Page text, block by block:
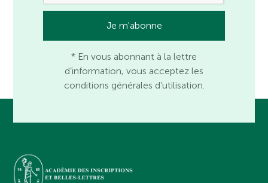
* En vous abonnant à la lettre
d’information, vous acceptez les
conditions générales d’utilisation.